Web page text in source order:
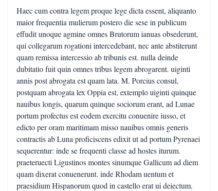
Haec cum contra legem proque lege dicta essent, aliquanto
maior frequentia mulierum postero die sese in publicum
effudit unoque agmine omnes Brutorum ianuas obsederunt,
qui collegarum rogationi intercedebant, nec ante abstiterunt
quam remissa intercessio ab tribunis est. nulla deinde
dubitatio fuit quin omnes tribus legem abrogarent. uiginti
annis post abrogata est quam lata. M. Porcius consul,
postquam abrogata lex Oppia est, extemplo uiginti quinque
nauibus longis, quarum quinque sociorum erant, ad Lunae
portum profectus est eodem exercitu conuenire iusso, et
edicto per oram maritimam misso nauibus omnis generis
contractis ab Luna proficiscens edixit ut ad portum Pyrenaei
sequerentur: inde se frequenti classe ad hostes iturum.
praeteruecti Ligustinos montes sinumque Gallicum ad diem
quam dixerat conuenerunt. inde Rhodam uentum et
praesidium Hispanorum quod in castello erat ui deiectum.